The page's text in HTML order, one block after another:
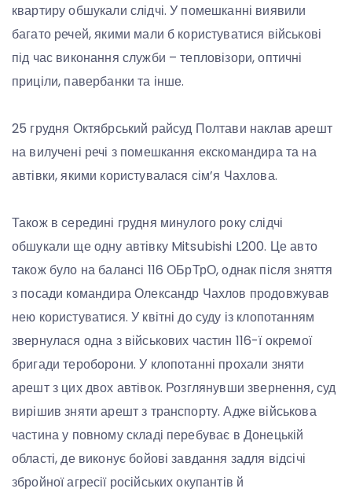
квартиру обшукали слідчі. У помешканні виявили
багато речей, якими мали б користуватися військові
під час виконання служби – тепловізори, оптичні
приціли, павербанки та інше.
25 грудня Октябрський райсуд Полтави наклав арешт
на вилучені речі з помешкання екскомандира та на
автівки, якими користувалася сім’я Чахлова.
Також в середині грудня минулого року слідчі
обшукали ще одну автівку Mitsubishi L200. Це авто
також було на балансі 116 ОБрТрО, однак після зняття
з посади командира Олександр Чахлов продовжував
нею користуватися. У квітні до суду із клопотанням
звернулася одна з військових частин 116-ї окремої
бригади тероборони. У клопотанні прохали зняти
арешт з цих двох автівок. Розглянувши звернення, суд
вирішив зняти арешт з транспорту. Адже військова
частина у повному складі перебуває в Донецькій
області, де виконує бойові завдання задля відсічі
збройної агресії російських окупантів й